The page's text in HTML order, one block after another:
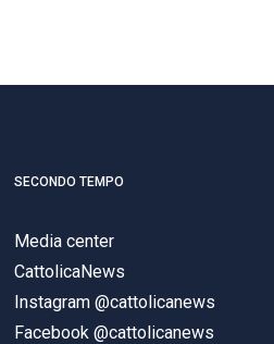
SECONDO TEMPO
Media center
CattolicaNews
Instagram @cattolicanews
Facebook @cattolicanews